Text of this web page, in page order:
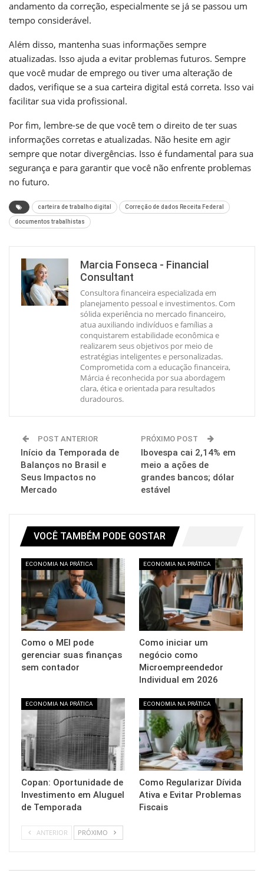
andamento da correção, especialmente se já se passou um
tempo considerável.
Além disso, mantenha suas informações sempre
atualizadas. Isso ajuda a evitar problemas futuros. Sempre
que você mudar de emprego ou tiver uma alteração de
dados, verifique se a sua carteira digital está correta. Isso vai
facilitar sua vida profissional.
Por fim, lembre-se de que você tem o direito de ter suas
informações corretas e atualizadas. Não hesite em agir
sempre que notar divergências. Isso é fundamental para sua
segurança e para garantir que você não enfrente problemas
no futuro.
carteira de trabalho digital Correção de dados Receita Federal
documentos trabalhistas
Marcia Fonseca - Financial
Consultant
Consultora financeira especializada em
planejamento pessoal e investimentos. Com
sólida experiência no mercado financeiro,
atua auxiliando indivíduos e famílias a
conquistarem estabilidade econômica e
realizarem seus objetivos por meio de
estratégias inteligentes e personalizadas.
Comprometida com a educação financeira,
Márcia é reconhecida por sua abordagem
clara, ética e orientada para resultados
duradouros.
POST ANTERIOR
Início da Temporada de
Balanços no Brasil e
Seus Impactos no
Mercado
PRÓXIMO POST
Ibovespa cai 2,14% em
meio a ações de
grandes bancos; dólar
estável
VOCÊ TAMBÉM PODE GOSTAR
ECONOMIA NA PRÁTICA
Como o MEI pode
gerenciar suas finanças
sem contador
ECONOMIA NA PRÁTICA
Como iniciar um
negócio como
Microempreendedor
Individual em 2026
ECONOMIA NA PRÁTICA
Copan: Oportunidade de
Investimento em Aluguel
de Temporada
ECONOMIA NA PRÁTICA
Como Regularizar Dívida
Ativa e Evitar Problemas
Fiscais
ANTERIOR PRÓXIMO